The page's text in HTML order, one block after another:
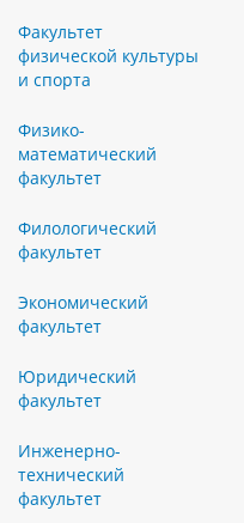
Факультет
физической культуры
и спорта
Физико-
математический
факультет
Филологический
факультет
Экономический
факультет
Юридический
факультет
Инженерно-
технический
факультет